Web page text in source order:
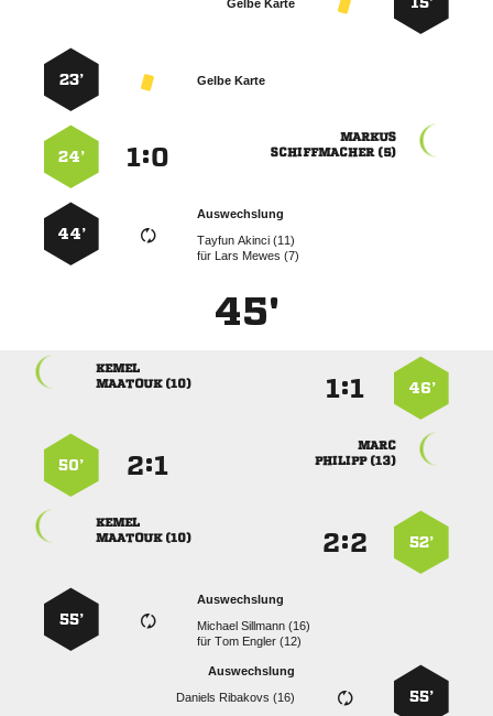
Gelbe Karte
Gelbe Karte
23’

 
:
24’
Auswechslung
  
für   
44’
45'
46’
:

 

 
:
50’
52’
:

 
Auswechslung
  
für  
55’
55’
Auswechslung
  